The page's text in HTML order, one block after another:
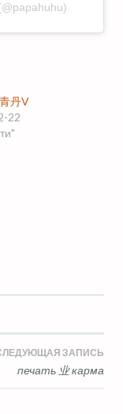
丹V
22
ЗАПИСЬ
печать 业 карма